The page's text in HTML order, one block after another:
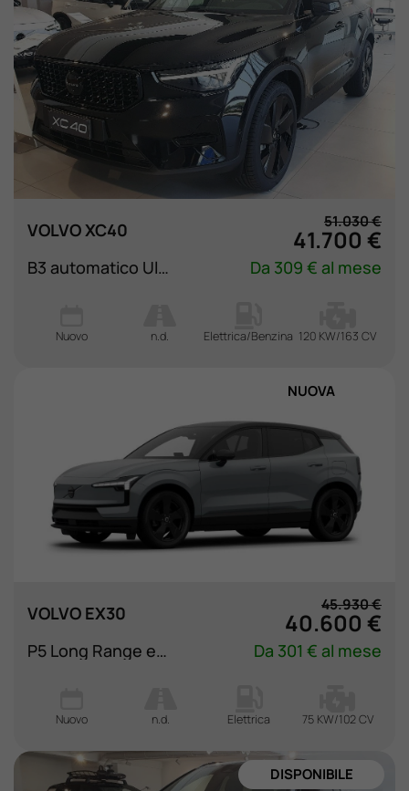
VOLVO XC40 51.030 €
41.700 €
B3 automatico Ultra Black Edition Da 309 € al mese
Nuovo n.d. Elettrica/Benzina 120 KW/163 CV
NUOVA
VOLVO EX30 45.930 €
40.600 €
P5 Long Range electric Plus Black Edition rwd Da 301 € al mese
Nuovo n.d. Elettrica 75 KW/102 CV
DISPONIBILE